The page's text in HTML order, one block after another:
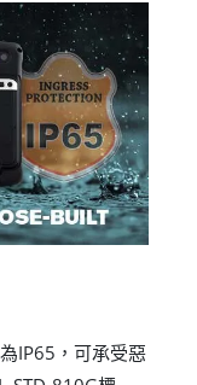
IP65，可承受惡